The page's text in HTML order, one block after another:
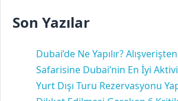
Son Yazılar
Dubai’de Ne Yapılır?
Safarisine Dubai’nin En İyi
Yurt Dışı Turu Rezervasyonu